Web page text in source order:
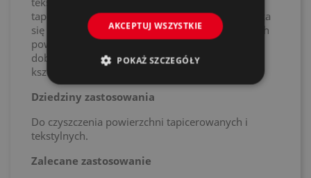
tapicerki i tkanin marki Vikan doskonale sprawdza
się na intensywnych zabrudzeniach na odpornych
powierzchniach tekstylnych i leży szczególnie
dobrze w dłoni ze względu na ergonomiczny
kształt.
Dziedziny zastosowania
Do czyszczenia powierzchni tapicerowanych i
tekstylnych.
Zalecane zastosowanie
AKCEPTUJ WSZYSTKIE
POKAŻ SZCZEGÓŁY